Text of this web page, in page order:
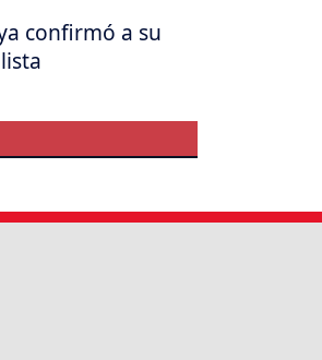
confirmó a su